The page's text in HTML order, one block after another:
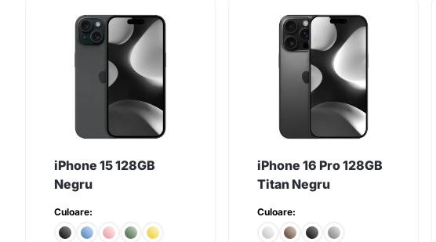
iPhone 15 128GB
Negru
Culoare:
iPhone 16 Pro 128GB
Titan Negru
Culoare: